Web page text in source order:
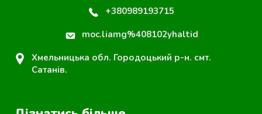
+380989193715
moc.liamg%408102yhaltid
Хмельницька обл. Городоцький р-н. смт.
Сатанів.